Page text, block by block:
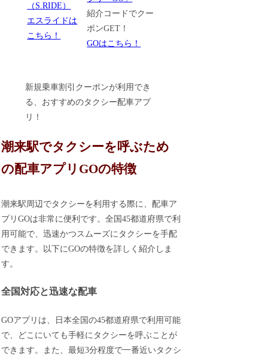
エスライドは
こちら！
紹介コードでクー
ポンGET！
GOはこちら！
新規乗車割引クーポンが利用でき
る、おすすめのタクシー配車アプ
リ！
潮来駅でタクシーを呼ぶため
の配車アプリGOの特徴
潮来駅周辺でタクシーを利用する際に、配車ア
プリGOは非常に便利です。全国45都道府県で利
用可能で、迅速かつスムーズにタクシーを手配
できます。以下にGOの特徴を詳しく紹介しま
す。
全国対応と迅速な配車
GOアプリは、日本全国の45都道府県で利用可能
で、どこにいても手軽にタクシーを呼ぶことが
できます。また、最短3分程度で一番近いタクシ